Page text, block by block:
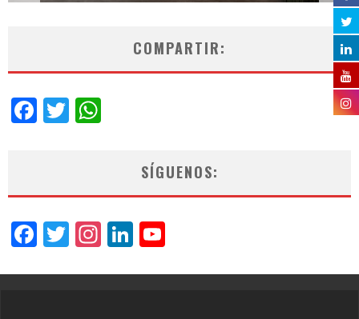
COMPARTIR:
Facebook
Twitter
SÍGUENOS:
Facebook
Twitter
Instagram
LinkedIn